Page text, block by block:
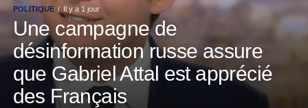
POLITIQUE Il y a 1 jour
Une campagne de
désinformation russe assure
que Gabriel Attal est apprécié
des Français